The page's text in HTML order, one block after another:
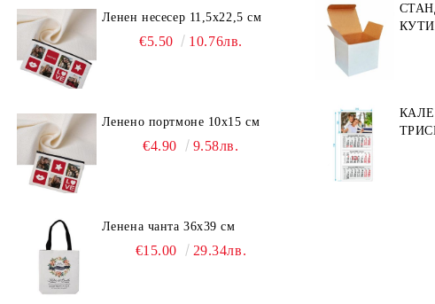
Ленен несесер 11,5х22,5 см
€5.50 10.76лв.
Ленено портмоне 10х15 см
€4.90 9.58лв.
Ленена чанта 36х39 см
€15.00 29.34лв.